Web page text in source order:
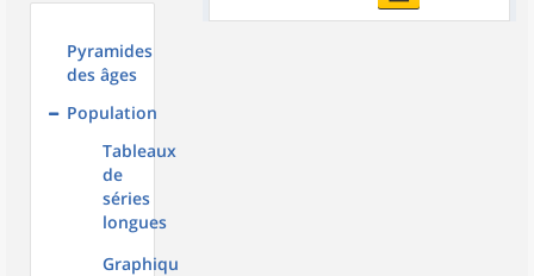
Pyramides
des âges
Population
Tableaux
de
séries
longues
Graphiques